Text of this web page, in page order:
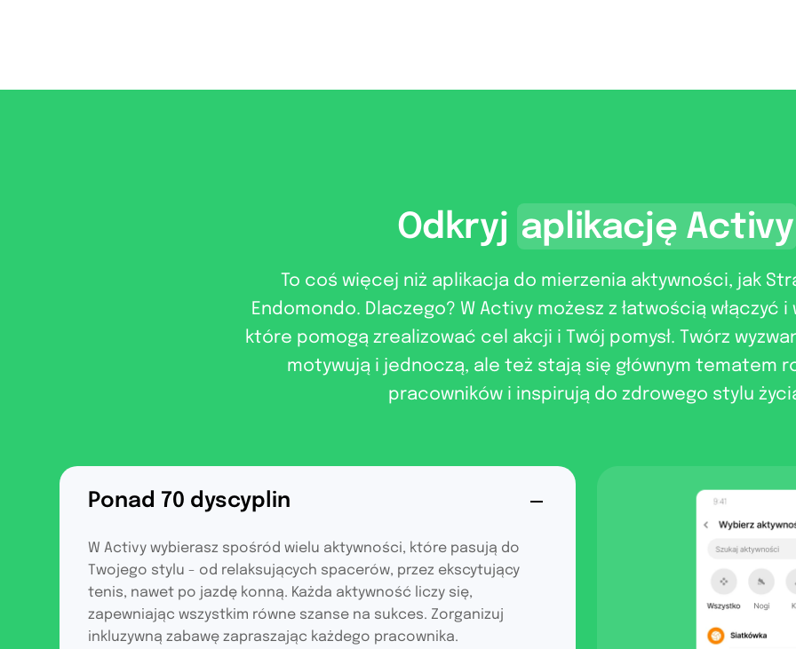
Odkryj aplikację Activy
To coś więcej niż aplikacja do mierzenia aktywności, jak
Endomondo. Dlaczego? W Activy możesz z łatwością włączyć i
które pomogą zrealizować cel akcji i Twój pomysł. Twórz
motywują i jednoczą, ale też stają się głównym tematem
pracowników i inspirują do zdrowego stylu
Ponad 70 dyscyplin
W Activy wybierasz spośród wielu aktywności, które pasują do
Twojego stylu - od relaksujących spacerów, przez ekscytujący
tenis, nawet po jazdę konną. Każda aktywność liczy się,
zapewniając wszystkim równe szanse na sukces. Zorganizuj
inkluzywną zabawę zapraszając każdego pracownika.